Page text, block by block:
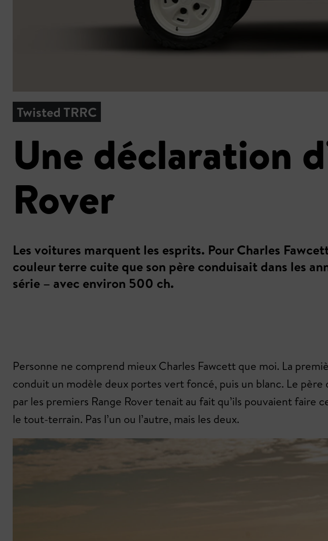
Twisted TRRC
Une déclaration
Rover
Les voitures marquent les esprits. Pour Charles
couleur terre cuite que son père conduisait dans les
série – avec environ 500 ch.
Personne ne comprend mieux Charles Fawcett que moi. La
conduit un modèle deux portes vert foncé, puis un blanc. Le
par les premiers Range Rover tenait au fait qu’ils pouvaient
le tout-terrain. Pas l’un ou l’autre, mais les deux.